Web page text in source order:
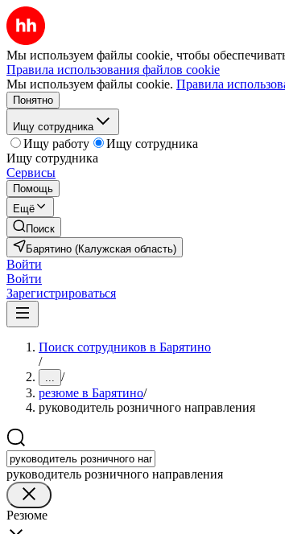
Мы используем файлы cookie, чтобы
Правила использования файлов cookie
Мы используем файлы cookie. Правила
Понятно
Ищу сотрудника
Ищу работу
Ищу сотрудника
Ищу сотрудника
Сервисы
Помощь
Ещё
Поиск
Барятино (Калужская область)
Войти
Войти
Зарегистрироваться
Поиск сотрудников в Барятино
/
... /
резюме в Барятино/
руководитель розничного направления
руководитель розничного направления
Резюме